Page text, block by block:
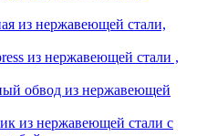
из нержавеющей стали,
из нержавеющей стали ,
обвод из нержавеющей
из нержавеющей стали с